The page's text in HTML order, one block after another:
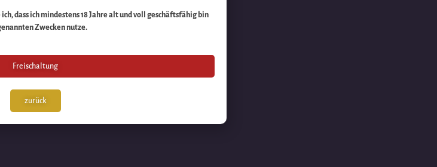
dass ich mindestens 18 Jahre alt und voll geschäftsfähig bin
Zwecken nutze.
Freischaltung
zurück